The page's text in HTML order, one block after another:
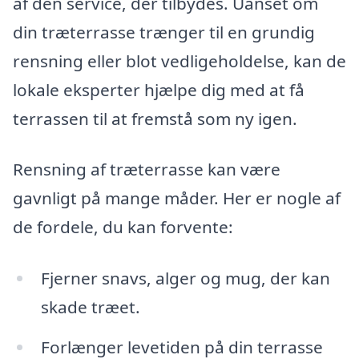
din træterrasse trænger til en grundig
rensning eller blot vedligeholdelse, kan de
lokale eksperter hjælpe dig med at få
terrassen til at fremstå som ny igen.
Rensning af træterrasse kan være
gavnligt på mange måder. Her er nogle af
de fordele, du kan forvente:
Fjerner snavs, alger og mug, der kan
skade træet.
Forlænger levetiden på din terrasse